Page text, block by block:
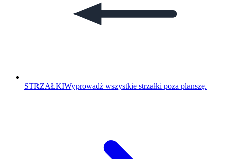
STRZAŁKIWyprowadź wszystkie strzałki poza planszę.